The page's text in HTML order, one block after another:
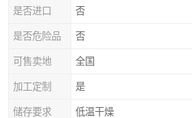
是否进口 否
是否危险品 否
可售卖地 全国
加工定制 是
储存要求 低温干燥